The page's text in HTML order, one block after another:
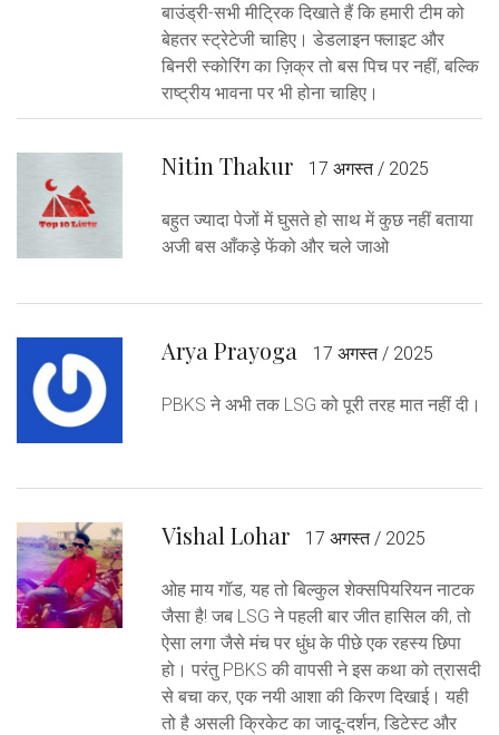
बाउंड्री-सभी मीट्रिक दिखाते हैं कि हमारी टीम को
बेहतर स्ट्रेटेजी चाहिए। डेडलाइन फ्लाइट और
बिनरी स्कोरिंग का ज़िक्र तो बस पिच पर नहीं, बल्कि
राष्ट्रीय भावना पर भी होना चाहिए।
Nitin Thakur 17 अगस्त / 2025
बहुत ज्यादा पेजों में घुसते हो साथ में कुछ नहीं बताया
अजी बस आँकड़े फेंको और चले जाओ
Arya Prayoga 17 अगस्त / 2025
PBKS ने अभी तक LSG को पूरी तरह मात नहीं दी।
Vishal Lohar 17 अगस्त / 2025
ओह माय गॉड, यह तो बिल्कुल शेक्सपियरियन नाटक
जैसा है! जब LSG ने पहली बार जीत हासिल की, तो
ऐसा लगा जैसे मंच पर धुंध के पीछे एक रहस्य छिपा
हो। परंतु PBKS की वापसी ने इस कथा को त्रासदी
से बचा कर, एक नयी आशा की किरण दिखाई। यही
तो है असली क्रिकेट का जादू-दर्शन, डिटेस्ट और